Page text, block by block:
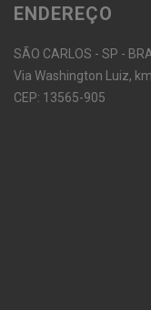
ENDEREÇO
SÃO CARLOS - SP -
Via Washington Luiz,
CEP: 13565-905